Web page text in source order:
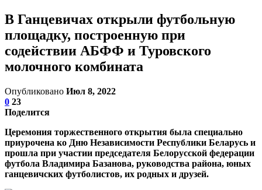
В Ганцевичах открыли футбольную
площадку, построенную при
содействии АБФФ и Туровского
молочного комбината
Опубликовано Июл 8, 2022
0 23
Поделится
Церемония торжественного открытия была специально
приурочена ко Дню Независимости Республики Беларусь и
прошла при участии председателя Белорусской федерации
футбола Владимира Базанова, руководства района, юных
ганцевичских футболистов, их родных и друзей.